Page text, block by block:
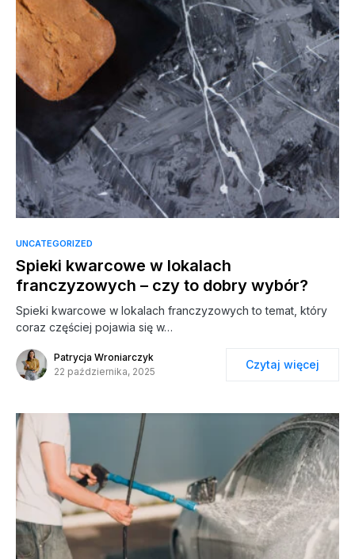
UNCATEGORIZED
Spieki kwarcowe w lokalach
franczyzowych – czy to dobry wybór?
Spieki kwarcowe w lokalach franczyzowych to temat, który
coraz częściej pojawia się w…
Patrycja Wroniarczyk
22 października, 2025
Czytaj więcej